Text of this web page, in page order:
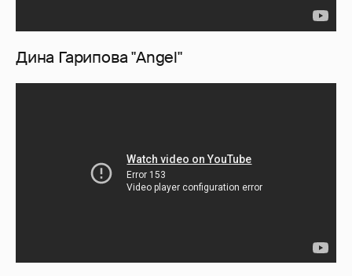
Дина Гарипова "Angel"